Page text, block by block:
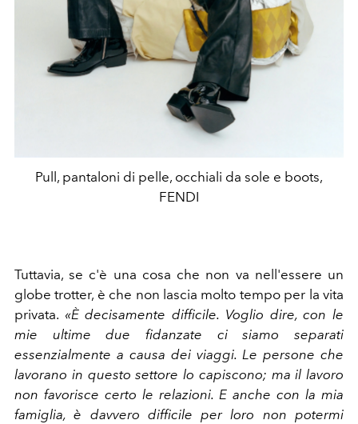
Pull, pantaloni di pelle, occhiali da sole e boots,
FENDI
Tuttavia, se c'è una cosa che non va nell'essere un
globe trotter, è che non lascia molto tempo per la vita
privata. «È decisamente difficile. Voglio dire, con le
mie ultime due fidanzate ci siamo separati
essenzialmente a causa dei viaggi. Le persone che
lavorano in questo settore lo capiscono; ma il lavoro
non favorisce certo le relazioni. E anche con la mia
famiglia, è davvero difficile per loro non potermi